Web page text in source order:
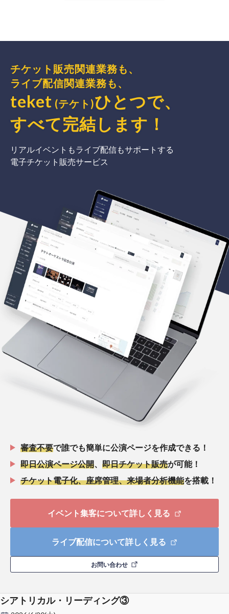
チケット販売関連業務も、
ライブ配信関連業務も、
teket (テケト)ひとつで、
すべて完結 します ！
リアルイベントもライブ配信もサポートする
電子チケット販売サービス
審査不要で誰でも簡単に公演ページを作成できる！
即日公演ページ公開
即日チケット販売が可能！
チケット電子化、座席管理、来場者分析機能を搭載！
イベント集客について詳しく見る
ライブ配信について詳しく見る
お問い合わせ
シアトリカル・リーディング③